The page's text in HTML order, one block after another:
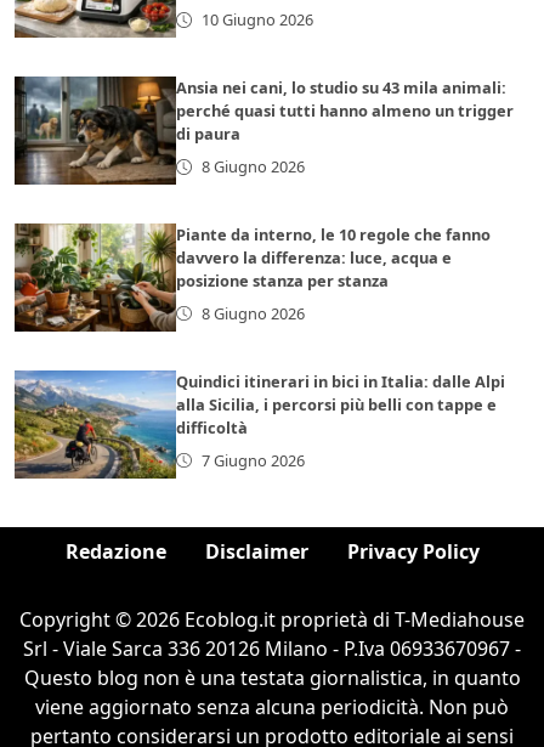
10 Giugno 2026
Ansia nei cani, lo studio su 43 mila animali:
perché quasi tutti hanno almeno un trigger
di paura
8 Giugno 2026
Piante da interno, le 10 regole che fanno
davvero la differenza: luce, acqua e
posizione stanza per stanza
8 Giugno 2026
Quindici itinerari in bici in Italia: dalle Alpi
alla Sicilia, i percorsi più belli con tappe e
difficoltà
7 Giugno 2026
Redazione Disclaimer Privacy Policy
Copyright © 2026 Ecoblog.it proprietà di T-Mediahouse
Srl - Viale Sarca 336 20126 Milano - P.Iva 06933670967 -
Questo blog non è una testata giornalistica, in quanto
viene aggiornato senza alcuna periodicità. Non può
pertanto considerarsi un prodotto editoriale ai sensi